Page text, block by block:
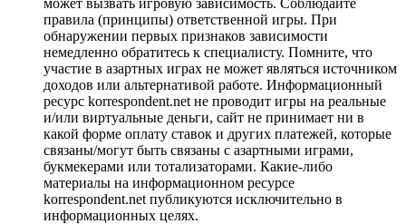
правила (принципы) ответственной игры. При
обнаружении первых признаков зависимости
немедленно обратитесь к специалисту. Помните, что
участие в азартных играх не может являться источником
доходов или альтернативой работе. Информационный
ресурс korrespondent.net не проводит игры на реальные
и/или виртуальные деньги, сайт не принимает ни в
какой форме оплату ставок и других платежей, которые
связаны/могут быть связаны с азартными играми,
букмекерами или тотализаторами. Какие-либо
материалы на информационном ресурсе
korrespondent.net публикуются исключительно в
информационных целях.